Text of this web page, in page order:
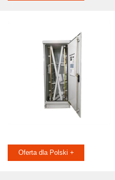
Oferta dla Polski +